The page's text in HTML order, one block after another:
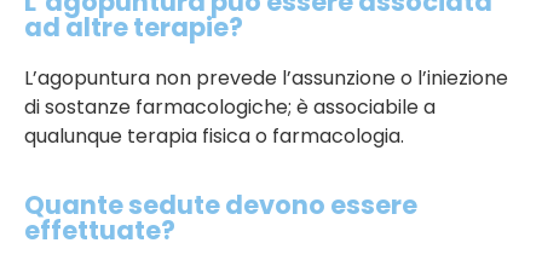
ad altre terapie?
L’agopuntura non prevede l’assunzione o l’iniezione
di sostanze farmacologiche; è associabile a
qualunque terapia fisica o farmacologia.
Quante sedute devono essere
effettuate?